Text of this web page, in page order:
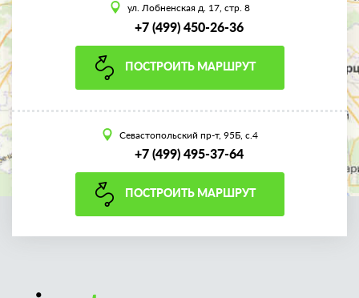
ул. Лобненская д. 17, стр. 8
+7 (499) 450-26-36
ПОСТРОИТЬ МАРШРУТ
Севастопольский пр-т, 95Б, с.4
+7 (499) 495-37-64
ПОСТРОИТЬ МАРШРУТ